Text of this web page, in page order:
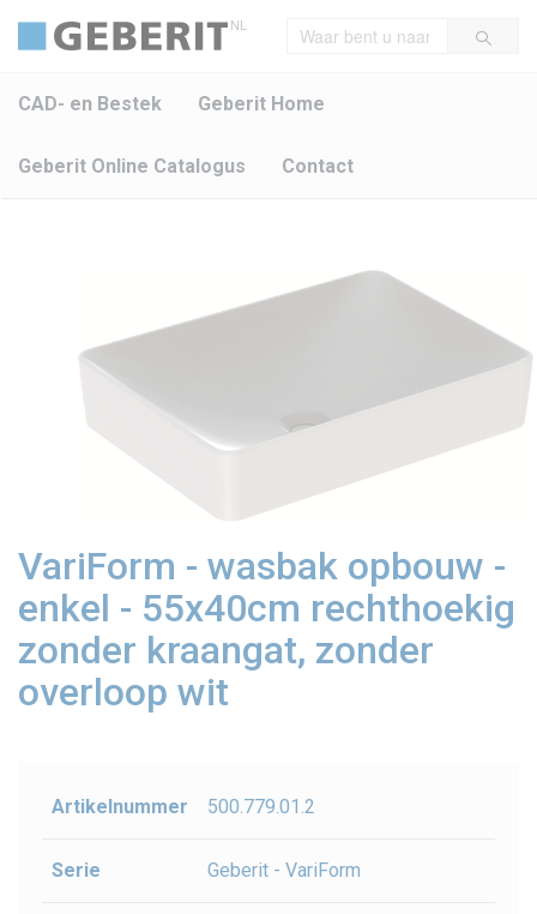
NL
CAD- en Bestek Geberit Home
Geberit Online Catalogus Contact
VariForm - wasbak opbouw -
enkel - 55x40cm rechthoekig
zonder kraangat, zonder
overloop wit
Artikelnummer 500.779.01.2
Serie Geberit - VariForm